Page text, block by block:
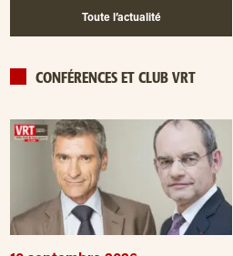
Toute l’actualité
CONFÉRENCES ET CLUB VRT